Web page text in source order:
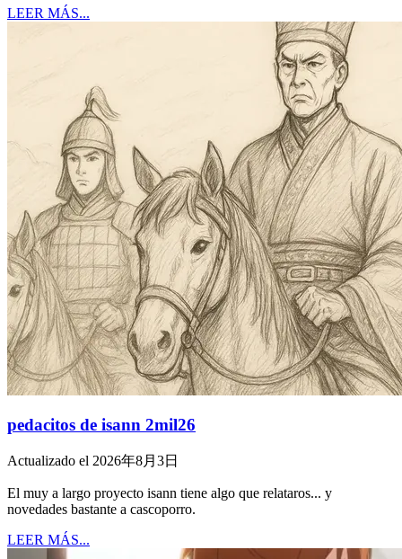
LEER MÁS...
pedacitos de isann 2mil26
Actualizado el 2026年8月3日
El muy a largo proyecto isann tiene algo que relataros... y
novedades bastante a cascoporro.
LEER MÁS...